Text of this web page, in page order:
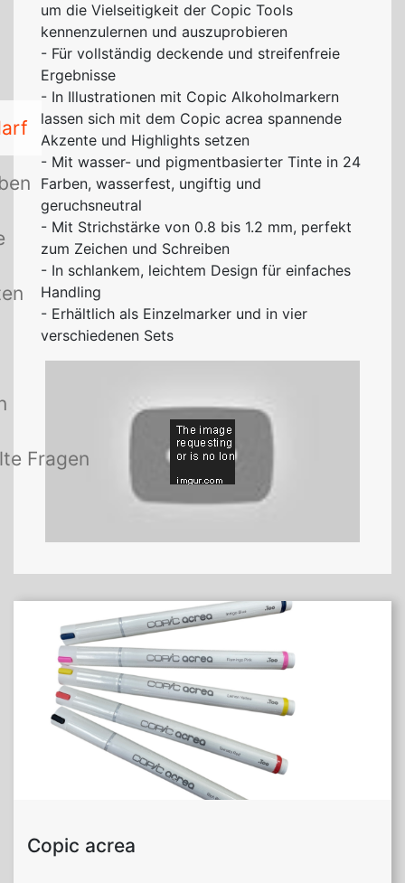
Fragen
um die Vielseitigkeit der Copic Tools
kennenzulernen und auszuprobieren
- Für vollständig deckende und streifenfreie
Ergebnisse
- In Illustrationen mit Copic Alkoholmarkern
lassen sich mit dem Copic acrea spannende
Akzente und Highlights setzen
- Mit wasser- und pigmentbasierter Tinte in 24
Farben, wasserfest, ungiftig und
geruchsneutral
- Mit Strichstärke von 0.8 bis 1.2 mm, perfekt
zum Zeichen und Schreiben
- In schlankem, leichtem Design für einfaches
Handling
- Erhältlich als Einzelmarker und in vier
verschiedenen Sets
Copic acrea